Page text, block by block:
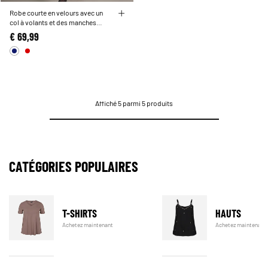
Robe courte en velours avec un
col à volants et des manches
longues
€ 69,99
Affiché 5 parmi 5 produits
CATÉGORIES POPULAIRES
T-SHIRTS
Achetez maintenant
HAUTS
Achetez maintenant